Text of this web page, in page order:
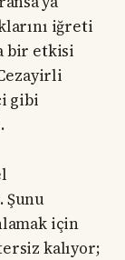
iğreti
bir etkisi
gibi
Şunu
için
kalıyor;